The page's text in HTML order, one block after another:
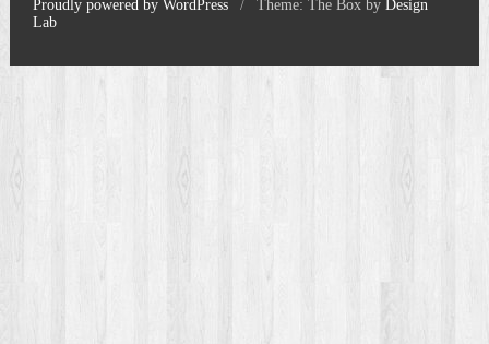
Proudly powered by WordPress
/ Theme: The Box byDesign
Lab